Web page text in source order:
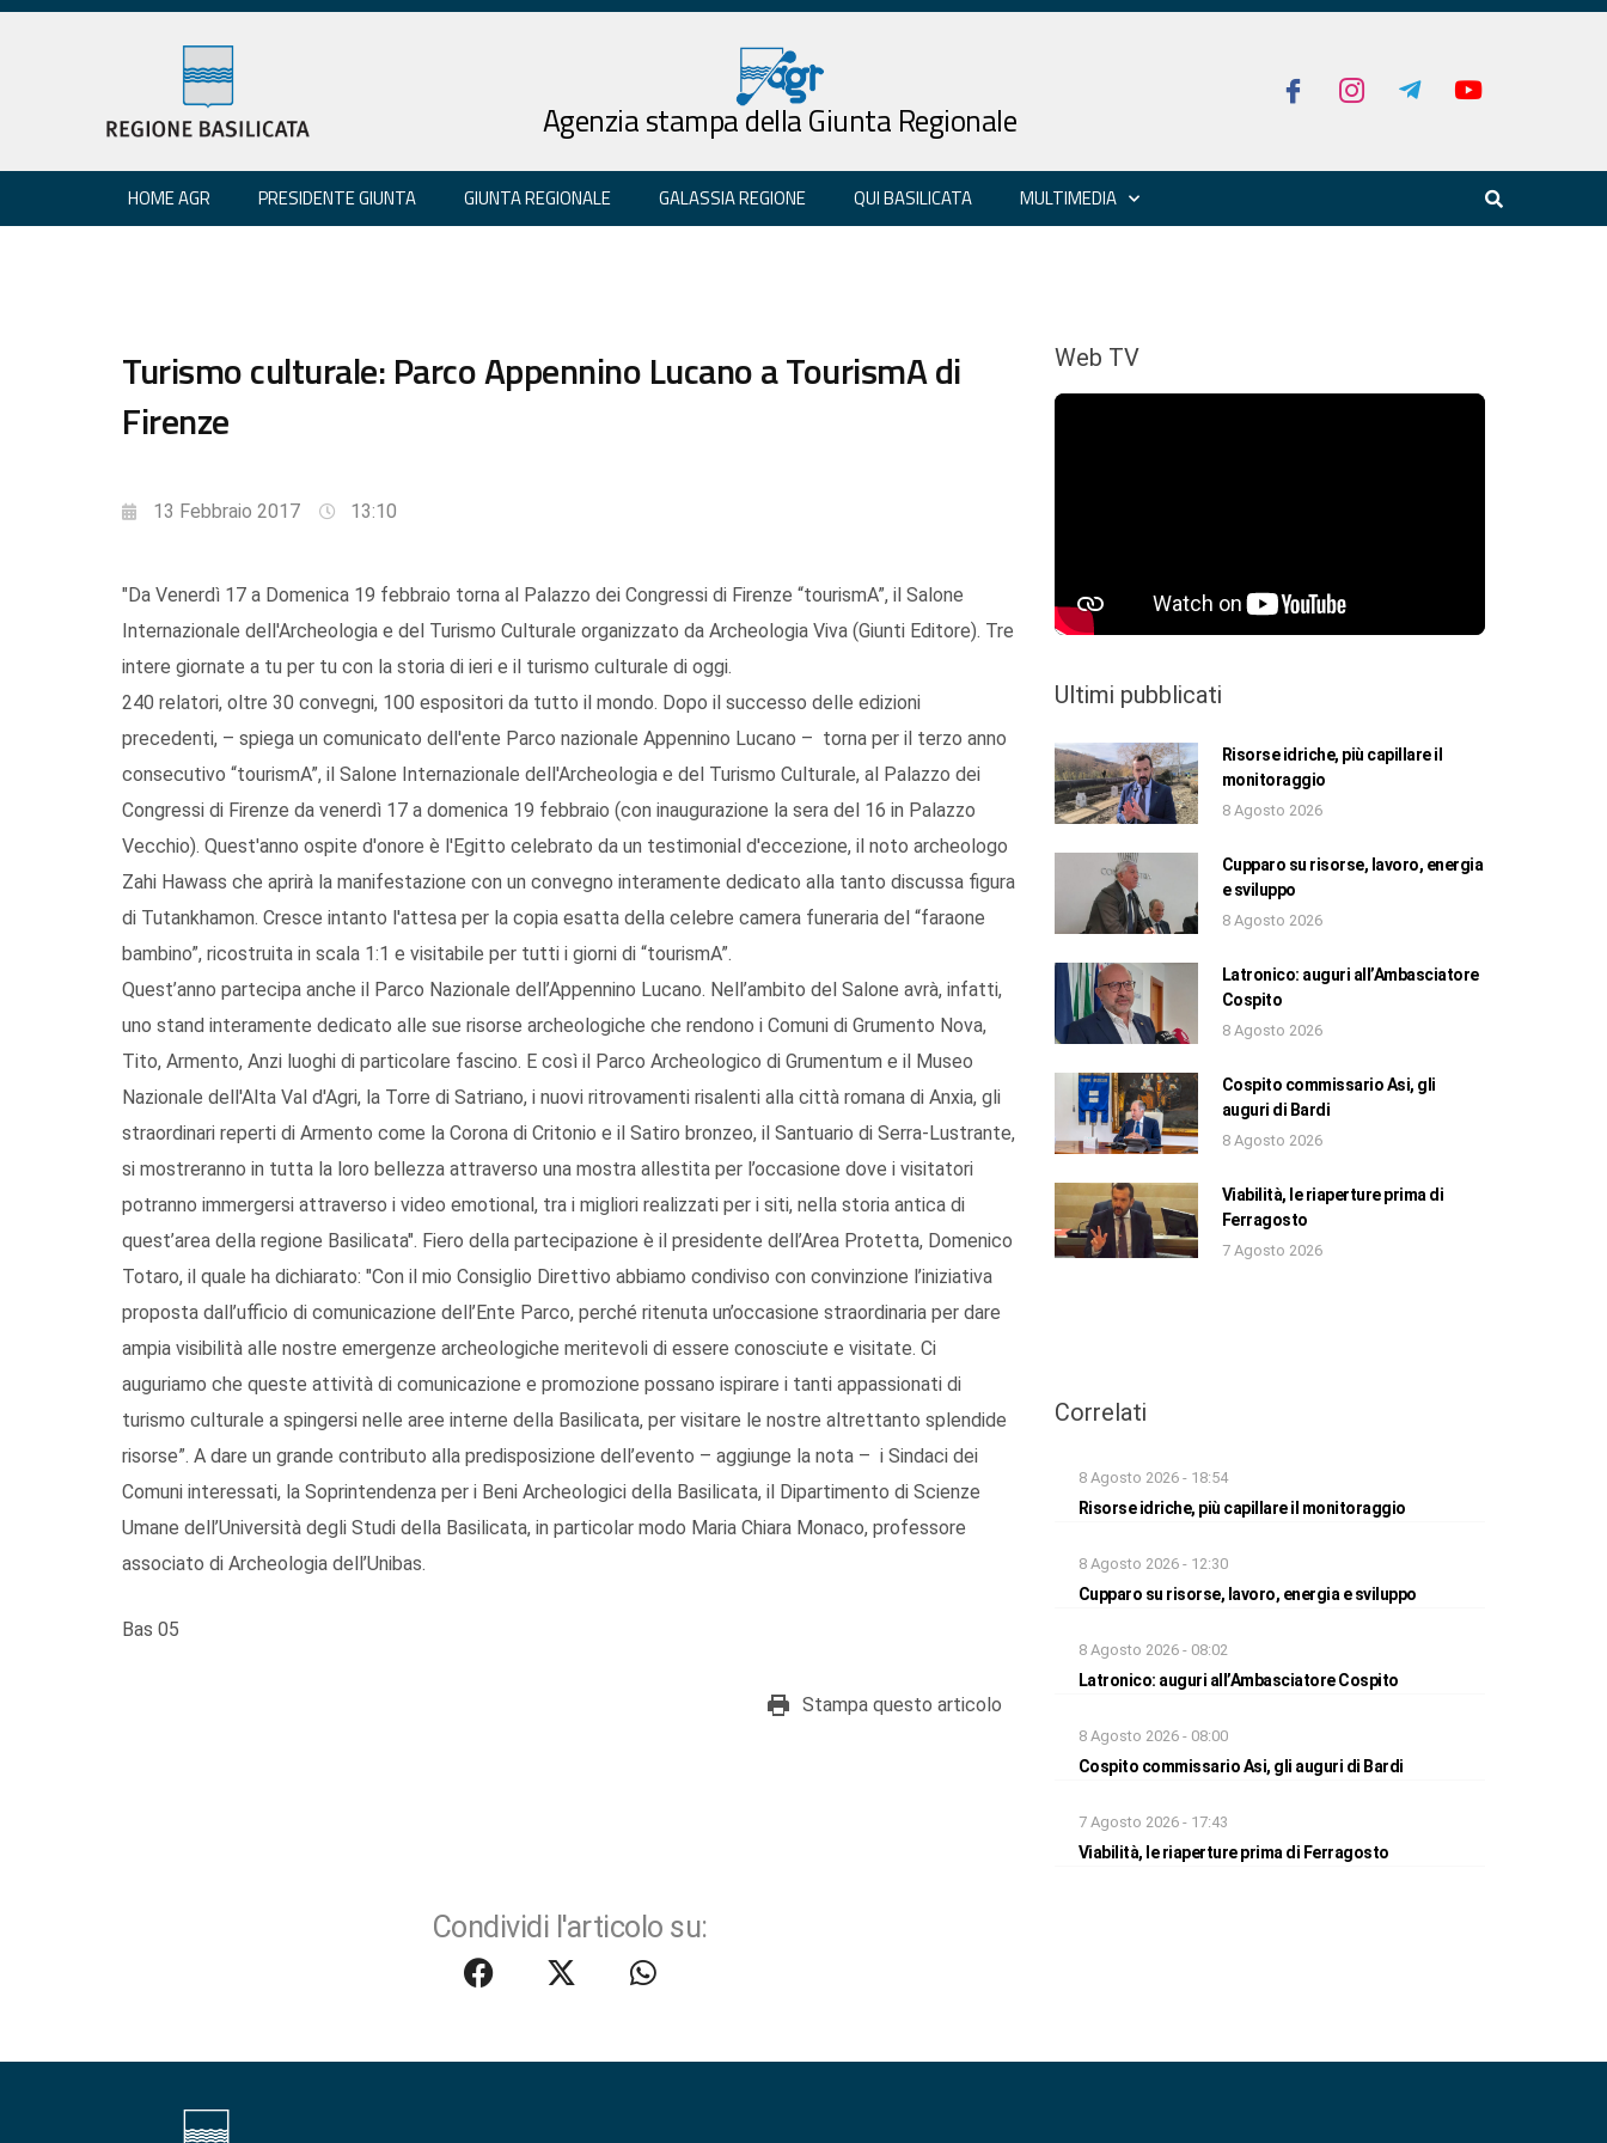
Agenzia stampa della Giunta Regionale
HOME AGR PRESIDENTE GIUNTA GIUNTA REGIONALE GALASSIA REGIONE QUI BASILICATA MULTIMEDIA
Turismo culturale: Parco Appennino Lucano a TourismA di
Firenze
13 Febbraio 2017 13:10
"Da Venerdì 17 a Domenica 19 febbraio torna al Palazzo dei Congressi di Firenze “tourismA”, il Salone
Internazionale dell'Archeologia e del Turismo Culturale organizzato da Archeologia Viva (Giunti Editore). Tre
intere giornate a tu per tu con la storia di ieri e il turismo culturale di oggi.
240 relatori, oltre 30 convegni, 100 espositori da tutto il mondo. Dopo il successo delle edizioni
precedenti, – spiega un comunicato dell'ente Parco nazionale Appennino Lucano – torna per il terzo anno
consecutivo “tourismA”, il Salone Internazionale dell'Archeologia e del Turismo Culturale, al Palazzo dei
Congressi di Firenze da venerdì 17 a domenica 19 febbraio (con inaugurazione la sera del 16 in Palazzo
Vecchio). Quest'anno ospite d'onore è l'Egitto celebrato da un testimonial d'eccezione, il noto archeologo
Zahi Hawass che aprirà la manifestazione con un convegno interamente dedicato alla tanto discussa figura
di Tutankhamon. Cresce intanto l'attesa per la copia esatta della celebre camera funeraria del “faraone
bambino”, ricostruita in scala 1:1 e visitabile per tutti i giorni di “tourismA”.
Quest’anno partecipa anche il Parco Nazionale dell’Appennino Lucano. Nell’ambito del Salone avrà, infatti,
uno stand interamente dedicato alle sue risorse archeologiche che rendono i Comuni di Grumento Nova,
Tito, Armento, Anzi luoghi di particolare fascino. E così il Parco Archeologico di Grumentum e il Museo
Nazionale dell'Alta Val d'Agri, la Torre di Satriano, i nuovi ritrovamenti risalenti alla città romana di Anxia, gli
straordinari reperti di Armento come la Corona di Critonio e il Satiro bronzeo, il Santuario di Serra-Lustrante,
si mostreranno in tutta la loro bellezza attraverso una mostra allestita per l’occasione dove i visitatori
potranno immergersi attraverso i video emotional, tra i migliori realizzati per i siti, nella storia antica di
quest’area della regione Basilicata". Fiero della partecipazione è il presidente dell’Area Protetta, Domenico
Totaro, il quale ha dichiarato: "Con il mio Consiglio Direttivo abbiamo condiviso con convinzione l’iniziativa
proposta dall’ufficio di comunicazione dell’Ente Parco, perché ritenuta un’occasione straordinaria per dare
ampia visibilità alle nostre emergenze archeologiche meritevoli di essere conosciute e visitate. Ci
auguriamo che queste attività di comunicazione e promozione possano ispirare i tanti appassionati di
turismo culturale a spingersi nelle aree interne della Basilicata, per visitare le nostre altrettanto splendide
risorse”. A dare un grande contributo alla predisposizione dell’evento – aggiunge la nota – i Sindaci dei
Comuni interessati, la Soprintendenza per i Beni Archeologici della Basilicata, il Dipartimento di Scienze
Umane dell’Università degli Studi della Basilicata, in particolar modo Maria Chiara Monaco, professore
associato di Archeologia dell’Unibas.
Bas 05
Stampa questo articolo
Condividi l'articolo su:
Web TV
Ultimi pubblicati
Risorse idriche, più capillare il
monitoraggio
8 Agosto 2026
Cupparo su risorse, lavoro, energia
e sviluppo
8 Agosto 2026
Latronico: auguri all’Ambasciatore
Cospito
8 Agosto 2026
Cospito commissario Asi, gli
auguri di Bardi
8 Agosto 2026
Viabilità, le riaperture prima di
Ferragosto
7 Agosto 2026
Correlati
8 Agosto 2026 - 18:54
Risorse idriche, più capillare il monitoraggio
8 Agosto 2026 - 12:30
Cupparo su risorse, lavoro, energia e sviluppo
8 Agosto 2026 - 08:02
Latronico: auguri all’Ambasciatore Cospito
8 Agosto 2026 - 08:00
Cospito commissario Asi, gli auguri di Bardi
7 Agosto 2026 - 17:43
Viabilità, le riaperture prima di Ferragosto